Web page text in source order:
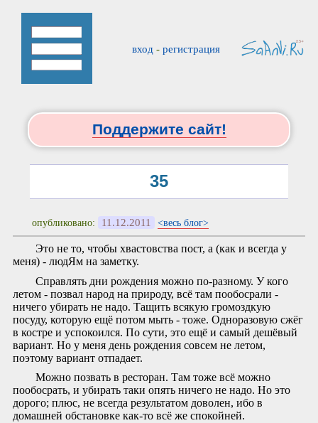
вход - регистрация
Поддержите сайт!
35
опубликовано: 11.12.2011 <весь блог>
Это не то, чтобы хвастовства пост, а (как и всегда у
меня) - людЯм на заметку.
Справлять дни рождения можно по-разному. У кого
летом - позвал народ на природу, всё там пообосрали -
ничего убирать не надо. Тащить всякую громоздкую
посуду, которую ещё потом мыть - тоже. Одноразовую сжёг
в костре и успокоился. По сути, это ещё и самый дешёвый
вариант. Но у меня день рождения совсем не летом,
поэтому вариант отпадает.
Можно позвать в ресторан. Там тоже всё можно
пообосрать, и убирать таки опять ничего не надо. Но это
дорого; плюс, не всегда результатом доволен, ибо в
домашней обстановке как-то всё же спокойней.